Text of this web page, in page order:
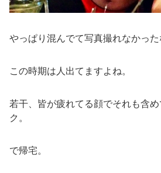
やっぱり混んでて写真撮れなかっ
この時期は人出てますよね。
若干、皆が疲れてる顔でそれも含
ク。
で帰宅。